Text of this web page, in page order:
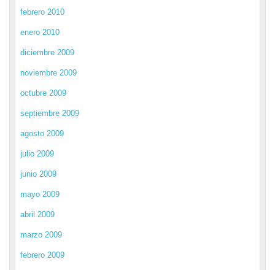
febrero 2010
enero 2010
diciembre 2009
noviembre 2009
octubre 2009
septiembre 2009
agosto 2009
julio 2009
junio 2009
mayo 2009
abril 2009
marzo 2009
febrero 2009